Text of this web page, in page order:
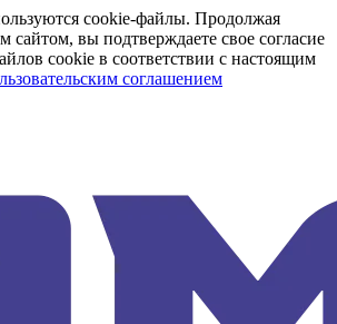
cookie-файлы. Продолжая
сайтом, вы подтверждаете свое согласие
cookie в соответствии с настоящим
соглашением